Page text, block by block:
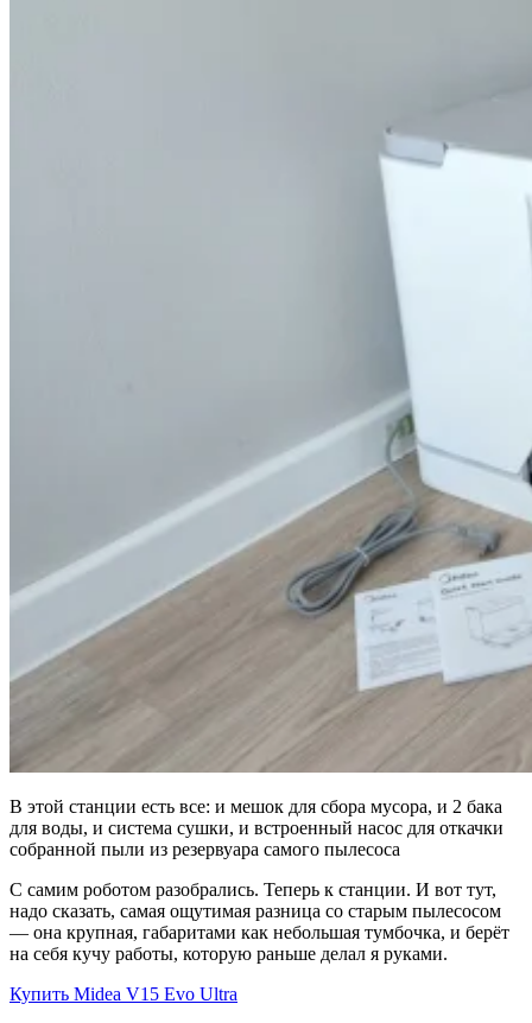
В этой станции есть все: и мешок для сбора мусора, и 2 бака
для воды, и система сушки, и встроенный насос для откачки
собранной пыли из резервуара самого пылесоса
С самим роботом разобрались. Теперь к станции. И вот тут,
надо сказать, самая ощутимая разница со старым пылесосом
— она крупная, габаритами как небольшая тумбочка, и берёт
на себя кучу работы, которую раньше делал я руками.
Купить Midea V15 Evo Ultra